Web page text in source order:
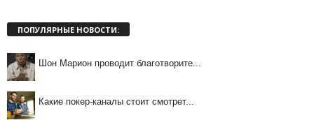
ПОПУЛЯРНЫЕ НОВОСТИ:
Шон Марион проводит благотворите...
Какие покер-каналы стоит смотрет...